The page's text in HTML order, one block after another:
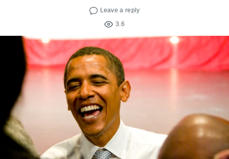
Leave a reply
3.6